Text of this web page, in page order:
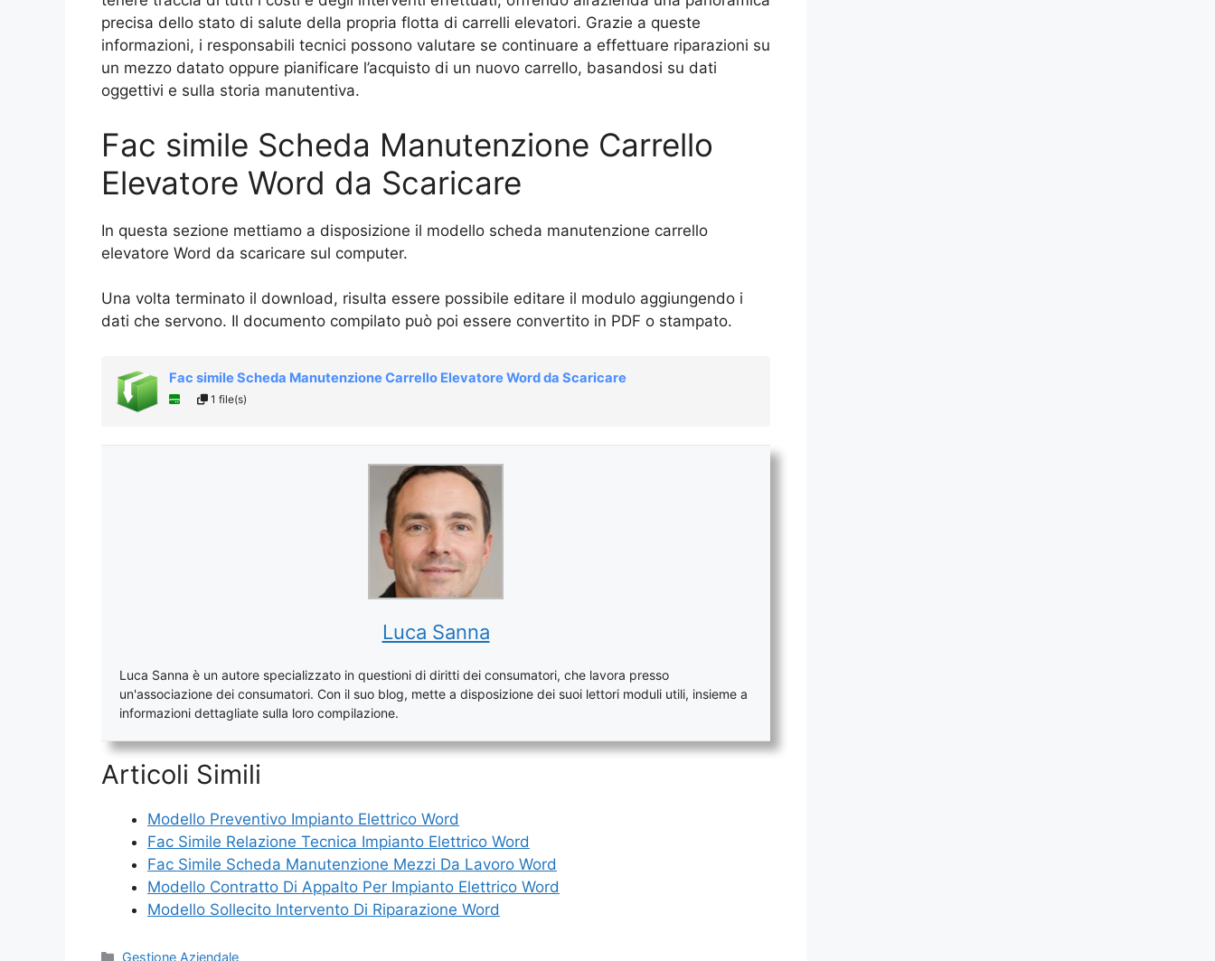
precisa dello stato di salute della propria flotta di carrelli elevatori. Grazie a queste
informazioni, i responsabili tecnici possono valutare se continuare a effettuare riparazioni su
un mezzo datato oppure pianificare l’acquisto di un nuovo carrello, basandosi su dati
oggettivi e sulla storia manutentiva.
Fac simile Scheda Manutenzione Carrello
Elevatore Word da Scaricare
In questa sezione mettiamo a disposizione il modello scheda manutenzione carrello
elevatore Word da scaricare sul computer.
Una volta terminato il download, risulta essere possibile editare il modulo aggiungendo i
dati che servono. Il documento compilato può poi essere convertito in PDF o stampato.
Fac simile Scheda Manutenzione Carrello Elevatore Word da Scaricare
1 file(s)
Luca Sanna
Luca Sanna è un autore specializzato in questioni di diritti dei consumatori, che lavora presso
un'associazione dei consumatori. Con il suo blog, mette a disposizione dei suoi lettori moduli utili, insieme a
informazioni dettagliate sulla loro compilazione.
Articoli Simili
Modello Preventivo Impianto Elettrico Word
Fac Simile Relazione Tecnica Impianto Elettrico Word
Fac Simile Scheda Manutenzione Mezzi Da Lavoro Word
Modello Contratto Di Appalto Per Impianto Elettrico Word
Modello Sollecito Intervento Di Riparazione Word
Categorie
Gestione Aziendale